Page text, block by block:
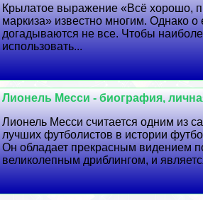
Крылатое выражение «Всё хорошо,
маркиза» известно многим. Однако о
догадываются не все. Чтобы
использовать...
Лионель Месси - биография,
Лионель Месси считается одним из
лучших футболистов в истории
Он обладает прекрасным видением
великолепным дриблингом, и